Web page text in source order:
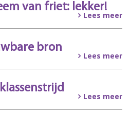
van friet: lekker!
Lees meer
bron
Lees meer
Lees meer